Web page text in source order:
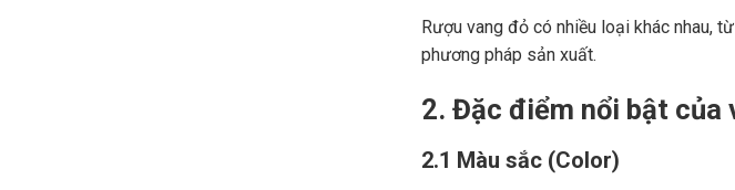
Rượu vang đỏ có nhiều loại khác nhau,
phương pháp sản xuất.
2. Đặc điểm nổi bật của
2.1 Màu sắc (Color)